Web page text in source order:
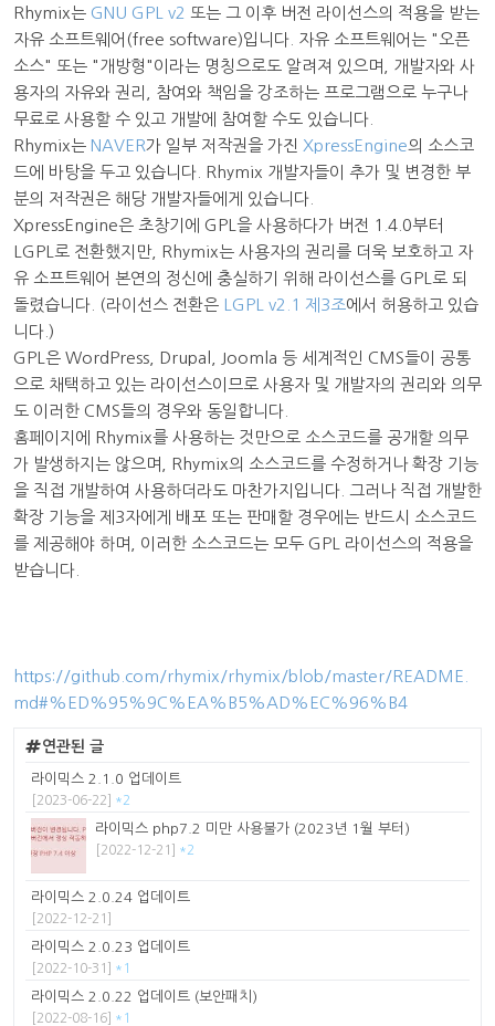
Rhymix는 GNU GPL v2 또는 그 이후 버전 라이선스의 적용을 받는
자유 소프트웨어(free software)입니다. 자유 소프트웨어는 "오픈
소스" 또는 "개방형"이라는 명칭으로도 알려져 있으며, 개발자와 사
용자의 자유와 권리, 참여와 책임을 강조하는 프로그램으로 누구나
무료로 사용할 수 있고 개발에 참여할 수도 있습니다.
Rhymix는 NAVER가 일부 저작권을 가진 XpressEngine 의 소스코
드에 바탕을 두고 있습니다. Rhymix 개발자들이 추가 및 변경한 부
분의 저작권은 해당 개발자들에게 있습니다.
XpressEngine은 초창기에 GPL을 사용하다가 버전 1.4.0부터
LGPL로 전환했지만, Rhymix는 사용자의 권리를 더욱 보호하고 자
유 소프트웨어 본연의 정신에 충실하기 위해 라이선스를 GPL로 되
돌렸습니다. (라이선스 전환은 LGPL v2.1 제3조에서 허용하고 있습
니다.)
GPL은 WordPress, Drupal, Joomla 등 세계적인 CMS들이 공통
으로 채택하고 있는 라이선스이므로 사용자 및 개발자의 권리와 의무
도 이러한 CMS들의 경우와 동일합니다.
홈페이지에 Rhymix를 사용하는 것만으로 소스코드를 공개할 의무
가 발생하지는 않으며, Rhymix의 소스코드를 수정하거나 확장 기능
을 직접 개발하여 사용하더라도 마찬가지입니다. 그러나 직접 개발한
확장 기능을 제3자에게 배포 또는 판매할 경우에는 반드시 소스코드
를 제공해야 하며, 이러한 소스코드는 모두 GPL 라이선스의 적용을
받습니다.
https://github.com/rhymix/rhymix/blob/master/README.
md#%ED%95%9C%EA%B5%AD%EC%96%B4
연관된 글
라이믹스 2.1.0 업데이트
[2023-06-22] *2
라이믹스 php7.2 미만 사용불가 (2023년 1월 부터)
[2022-12-21] *2
라이믹스 2.0.24 업데이트
[2022-12-21]
라이믹스 2.0.23 업데이트
[2022-10-31] *1
라이믹스 2.0.22 업데이트 (보안패치)
[2022-08-16] *1